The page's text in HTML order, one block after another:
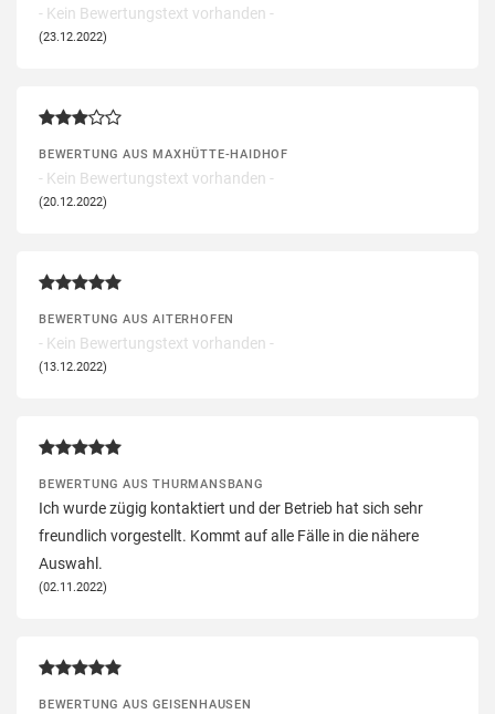
- Kein Bewertungstext vorhanden -
(23.12.2022)
BEWERTUNG AUS MAXHÜTTE-HAIDHOF
- Kein Bewertungstext vorhanden -
(20.12.2022)
BEWERTUNG AUS AITERHOFEN
- Kein Bewertungstext vorhanden -
(13.12.2022)
BEWERTUNG AUS THURMANSBANG
Ich wurde zügig kontaktiert und der Betrieb hat sich sehr
freundlich vorgestellt. Kommt auf alle Fälle in die nähere
Auswahl.
(02.11.2022)
BEWERTUNG AUS GEISENHAUSEN